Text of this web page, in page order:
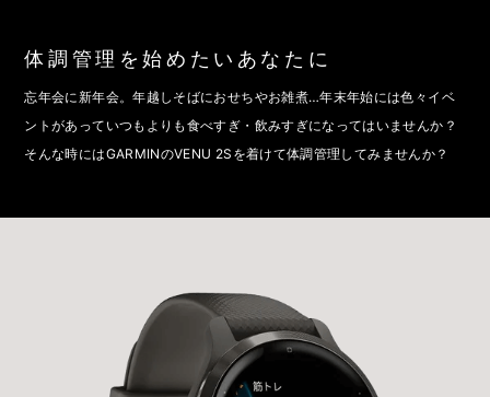
体調管理を始めたいあなたに
忘年会に新年会。年越しそばにおせちやお雑煮…年末年始には色々イベ
ントがあっていつもよりも食べすぎ・飲みすぎになってはいませんか？
そんな時にはGARMINのVENU 2Sを着けて体調管理してみませんか？